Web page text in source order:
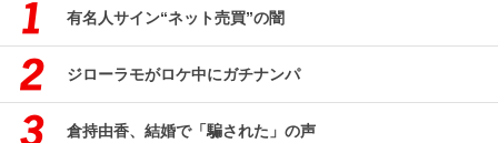
有名人サイン“ネット売買”の闇
ジローラモがロケ中にガチナンパ
倉持由香、結婚で「騙された」の声